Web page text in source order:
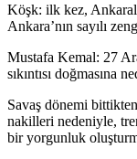
Köşk: ilk kez,
Ankara’nın sayılı
Mustafa Kemal: 27
sıkıntısı doğmasına
Savaş dönemi
nakilleri nedeniyle,
bir yorgunluk